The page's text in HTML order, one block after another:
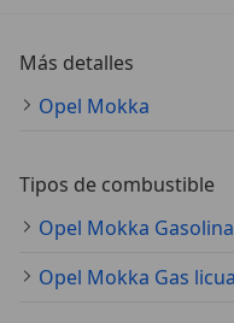
Más detalles
Opel Mokka
Tipos de combustible
Opel Mokka Gasolina